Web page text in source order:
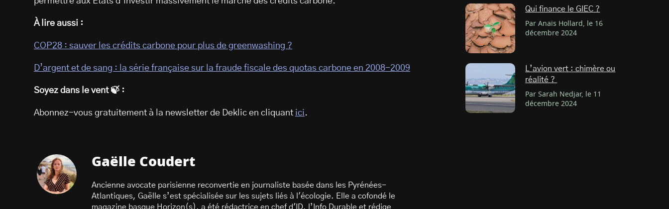
À lire aussi :
COP28 : sauver les crédits carbone pour plus de greenwashing ?
D’argent et de sang : la série française sur la fraude fiscale des quotas carbone en 2008-2009
Soyez dans le vent 🍃 :
Abonnez-vous gratuitement à la newsletter de Deklic en cliquant ici.
Gaëlle Coudert
Ancienne avocate parisienne reconvertie en journaliste basée dans les Pyrénées-
Atlantiques, Gaëlle s’est spécialisée sur les sujets liés à l'écologie. Elle a cofondé le
magazine basque Horizon(s), a été rédactrice en chef d'ID, l’Info Durable et rédige
Qui finance le GIEC ?
Par Anaïs Hollard, le 16
décembre 2024
L’avion vert : chimère ou
réalité ?
Par Sarah Nedjar, le 11
décembre 2024